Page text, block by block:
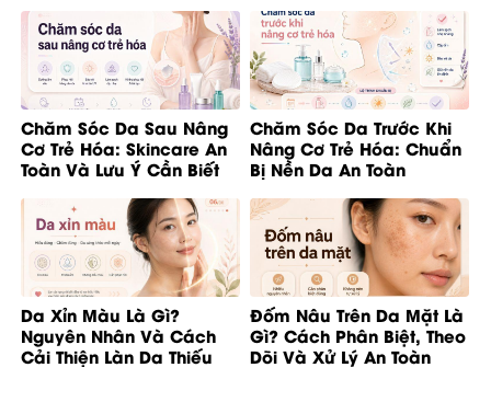
Chăm Sóc Da Sau Nâng
Cơ Trẻ Hóa: Skincare An
Toàn Và Lưu Ý Cần Biết
Chăm Sóc Da Trước Khi
Nâng Cơ Trẻ Hóa: Chuẩn
Bị Nền Da An Toàn
Da Xỉn Màu Là Gì?
Nguyên Nhân Và Cách
Cải Thiện Làn Da Thiếu
Đốm Nâu Trên Da Mặt Là
Gì? Cách Phân Biệt, Theo
Dõi Và Xử Lý An Toàn